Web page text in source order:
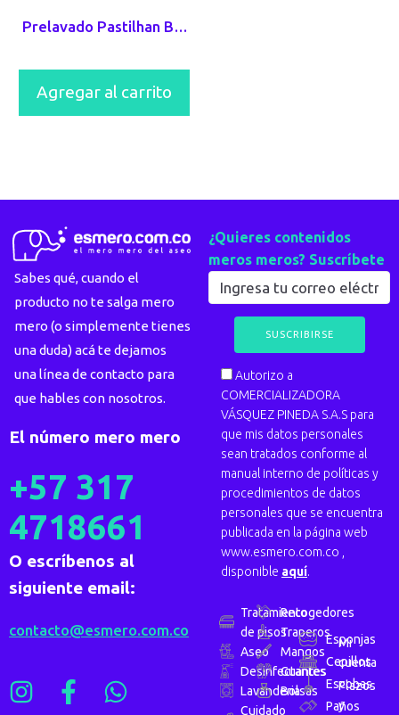
Prelavado Pastilhan Berhlan x 3800ml
Agregar al carrito
Sabes qué, cuando el
producto no te salga mero
mero (o simplemente tienes
una duda) acá te dejamos
una línea de contacto para
que hables con nosotros.
El número mero mero
+57 317
4718661
O escríbenos al
siguiente email:
contacto@esmero.com.co
¿Quieres contenidos
meros meros? Suscríbete
Autorizo a
COMERCIALIZADORA
VÁSQUEZ PINEDA S.A.S para
que mis datos personales
sean tratados conforme al
manual interno de políticas y
procedimientos de datos
personales que se encuentra
publicada en la página web
www.esmero.com.co ,
disponible aquí.
Tratamiento
de pisos
Aseo
Desinfectantes
Lavanderia
Cuidado
Recogedores
Traperos
Mangos
Guantes
Bolsas
Esponjas
Cepillos
Escobas
Paños
Mi
cuenta
Plazos
y